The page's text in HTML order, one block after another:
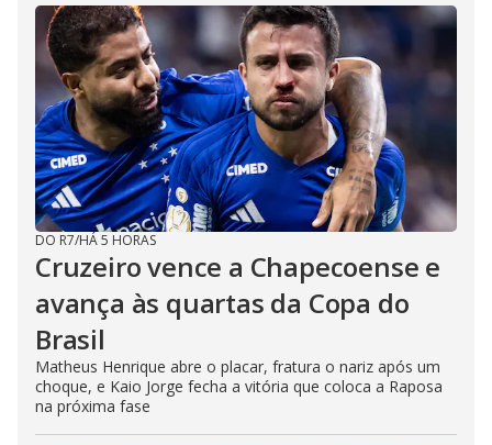
DO R7/HÁ 5 HORAS
Cruzeiro vence a Chapecoense e
avança às quartas da Copa do
Brasil
Matheus Henrique abre o placar, fratura o nariz após um
choque, e Kaio Jorge fecha a vitória que coloca a Raposa
na próxima fase